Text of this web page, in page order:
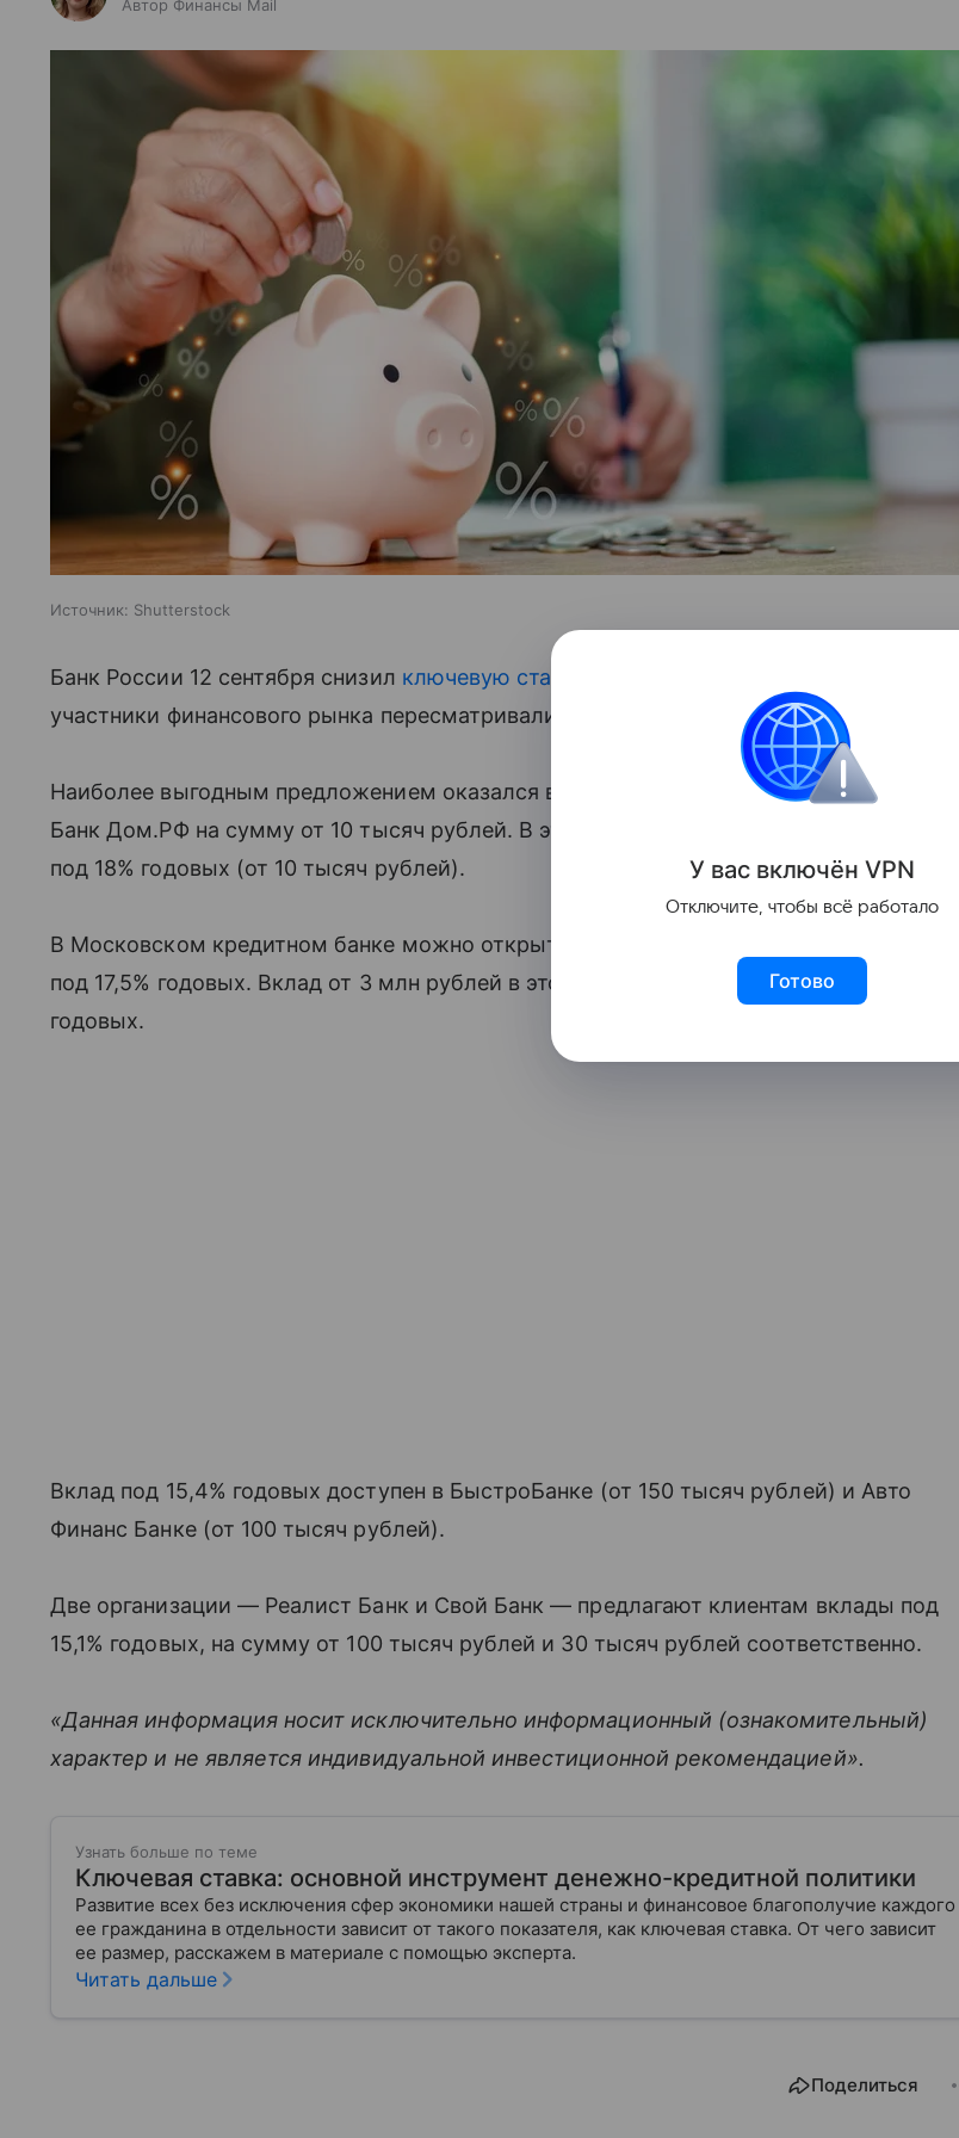
Автор Финансы Mail
Источник: Shutterstock
Банк России 12 сентября снизил ключевую ставку
участники финансового рынка пересматривали процентные ставки по депозитам.
Наиболее выгодным предложением оказался вклад под 30% годовых. Его предлагает
Банк Дом.РФ на сумму от 10 тысяч рублей. В этом же банке можно открыть вклад
под 18% годовых (от 10 тысяч рублей).
В Московском кредитном банке можно открыть
под 17,5% годовых. Вклад от 3 млн рублей в этом банке можно положить под 14,9%
годовых.
Вклад под 15,4% годовых доступен в БыстроБанке (от 150 тысяч рублей) и Авто
Финанс Банке (от 100 тысяч рублей).
Две организации — Реалист Банк и Свой Банк — предлагают клиентам вклады под
15,1% годовых, на сумму от 100 тысяч рублей и 30 тысяч рублей соответственно.
«Данная информация носит исключительно информационный (ознакомительный)
характер и не является индивидуальной инвестиционной рекомендацией».
Узнать больше по теме
Ключевая ставка: основной инструмент денежно-кредитной политики
Развитие всех без исключения сфер экономики нашей страны и финансовое благополучие каждого
ее гражданина в отдельности зависит от такого показателя, как ключевая ставка. От чего зависит
ее размер, расскажем в материале с помощью эксперта.
Читать дальше
Поделиться
У вас включён VPN
Отключите, чтобы всё работало
Готово